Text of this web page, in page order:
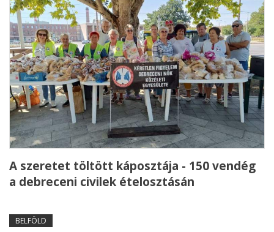
A szeretet töltött káposztája - 150 vendég
a debreceni civilek ételosztásán
BELFÖLD